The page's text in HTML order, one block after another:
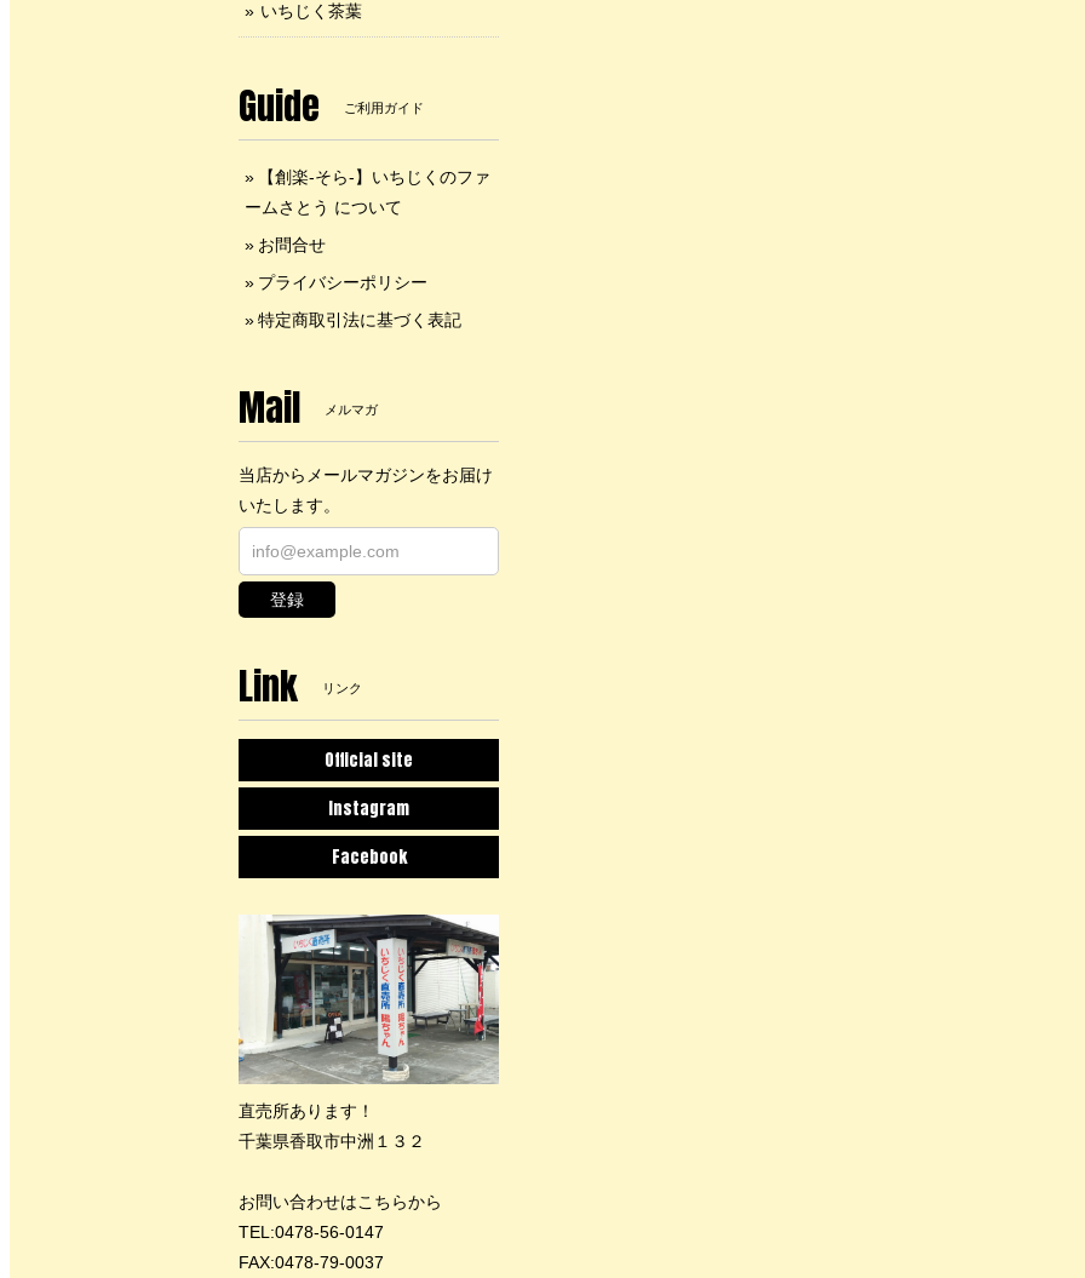
いちじく茶葉
Guide ご利用ガイド
【創楽-そら-】いちじくのファ
ームさとう について
お問合せ
プライバシーポリシー
特定商取引法に基づく表記
Mail メルマガ
当店からメールマガジンをお届け
いたします。
登録
Link リンク
Official site
Instagram
Facebook
直売所あります！
千葉県香取市中洲１３２
お問い合わせはこちらから
TEL:0478-56-0147
FAX:0478-79-0037